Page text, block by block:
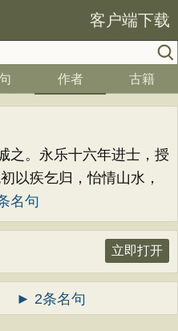
客户端下载
作者 古籍
之。永乐十六年进士，授
以疾乞归，怡情山水，
名句
立即打开
► 2条名句